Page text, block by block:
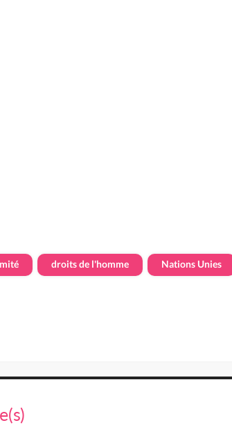
droits de l'homme Nations Unies